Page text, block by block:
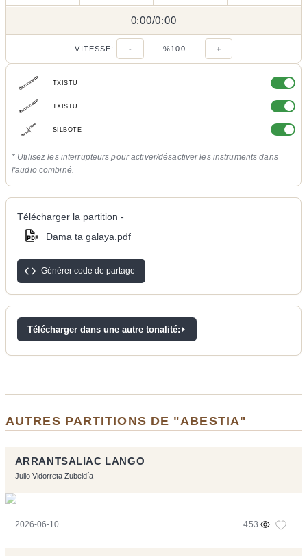
0:00/
0:00/0:00
VITESSE: - %100 +
TXISTU
TXISTU
SILBOTE
* Utilisez les interrupteurs pour activer/désactiver les instruments dans
l'audio combiné.
Télécharger la partition -
Dama ta galaya.pdf
Générer code de partage
Télécharger dans une autre tonalité:
AUTRES PARTITIONS DE "ABESTIA"
ARRANTSALIAC LANGO
Julio Vidorreta Zubeldía
2026-06-10 453